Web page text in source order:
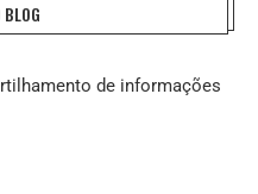
BLOG
de informações